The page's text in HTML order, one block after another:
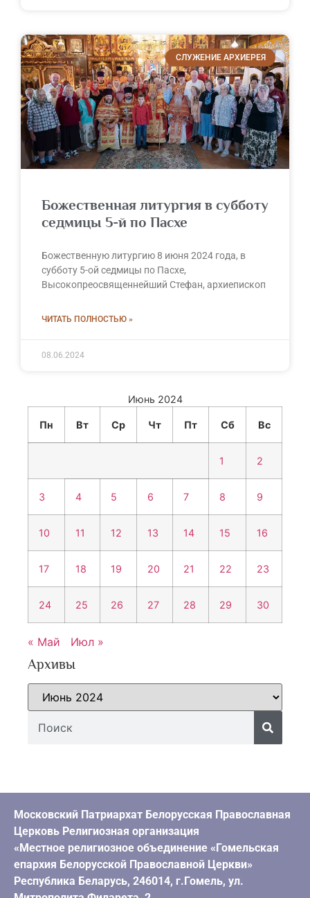
СЛУЖЕНИЕ АРХИЕРЕЯ
Божественная литургия в субботу
седмицы 5-й по Пасхе
Божественную литургию 8 июня 2024 года, в
субботу 5-ой седмицы по Пасхе,
Высокопреосвященнейший Стефан, архиепископ
ЧИТАТЬ ПОЛНОСТЬЮ »
08.06.2024
Июнь 2024
Пн Вт Ср Чт Пт Сб Вс
1 2
3 4 5 6 7 8 9
10 11 12 13 14 15 16
17 18 19 20 21 22 23
24 25 26 27 28 29 30
« Май Июл »
Архивы
Московский Патриархат Белорусская Православная
Церковь Религиозная организация
«Местное религиозное объединение «Гомельская
епархия Белорусской Православной Церкви»
Республика Беларусь, 246014, г.Гомель, ул.